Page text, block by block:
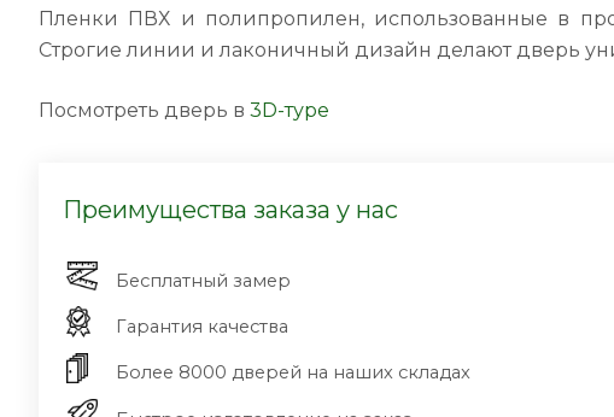
Пленки ПВХ и полипропилен, использованные в
Строгие линии и лаконичный дизайн делают дверь
Посмотреть дверь в 3D-туре
Преимущества заказа у нас
Бесплатный замер
Гарантия качества
Более 8000 дверей на наших складах